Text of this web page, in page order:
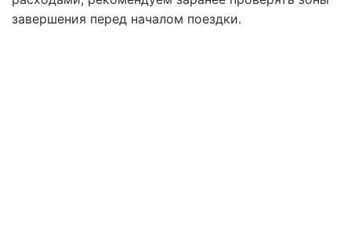
завершения перед началом поездки.